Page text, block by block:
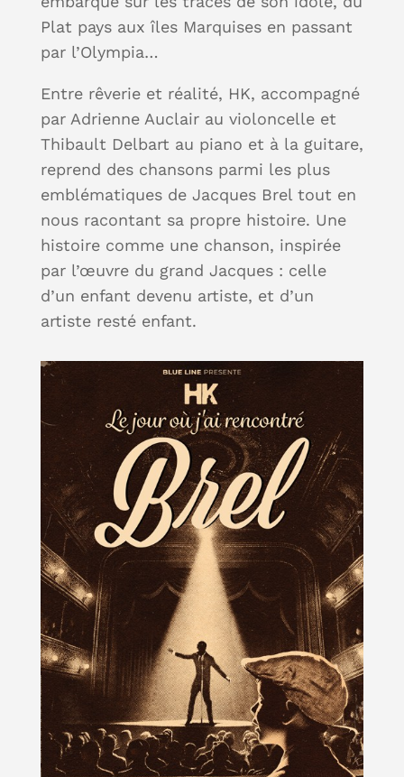
Plat pays aux îles Marquises en passant
par l’Olympia…
Entre rêverie et réalité, HK, accompagné
par Adrienne Auclair au violoncelle et
Thibault Delbart au piano et à la guitare,
reprend des chansons parmi les plus
emblématiques de Jacques Brel tout en
nous racontant sa propre histoire. Une
histoire comme une chanson, inspirée
par l’œuvre du grand Jacques : celle
d’un enfant devenu artiste, et d’un
artiste resté enfant.